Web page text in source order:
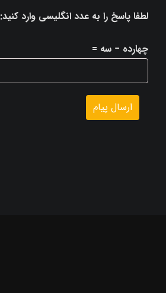
لطفا پاسخ را به عدد انگلیسی وارد کنید:
چهارده − سه =